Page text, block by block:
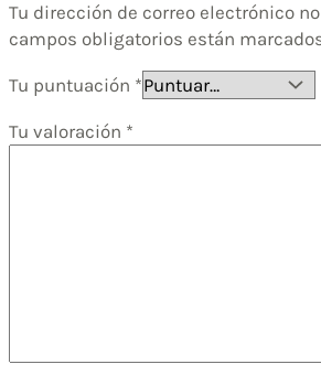
Tu dirección de correo electrónico
campos obligatorios están
Tu puntuación *
Tu valoración *